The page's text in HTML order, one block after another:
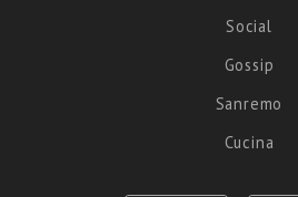
Social
Gossip
Sanremo
Cucina